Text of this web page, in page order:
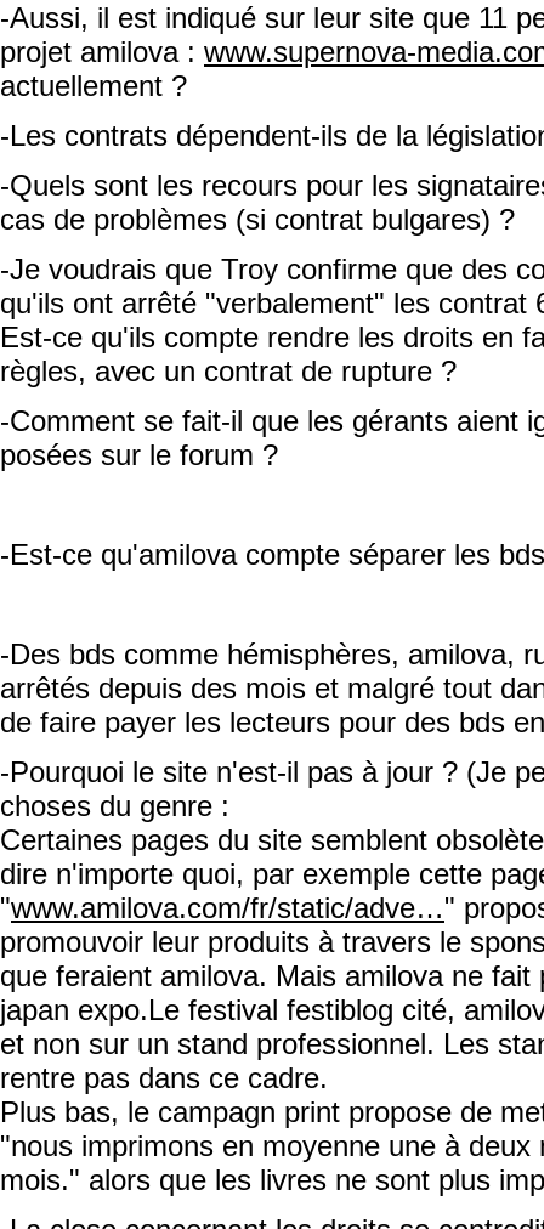
-Aussi, il est indiqué sur leur site que 11
projet amilova : www.supernova-
actuellement ?
-Les contrats dépendent-ils de la
-Quels sont les recours pour les
cas de problèmes (si contrat bulgares) ?
-Je voudrais que Troy confirme que des
qu'ils ont arrêté "verbalement" les contrat
Est-ce qu'ils compte rendre les droits en
règles, avec un contrat de rupture ?
-Comment se fait-il que les gérants aient
posées sur le forum ?
-Est-ce qu'amilova compte séparer les
-Des bds comme hémisphères, amilova,
arrêtés depuis des mois et malgré tout
de faire payer les lecteurs pour des bds
-Pourquoi le site n'est-il pas à jour ? (Je
choses du genre :
Certaines pages du site semblent
dire n'importe quoi, par exemple cette
"www.amilova.com/fr/static/adve…"
promouvoir leur produits à travers le
que feraient amilova. Mais amilova ne
japan expo.Le festival festiblog cité,
et non sur un stand professionnel. Les
rentre pas dans ce cadre.
Plus bas, le campagn print propose de
"nous imprimons en moyenne une à
mois." alors que les livres ne sont plus